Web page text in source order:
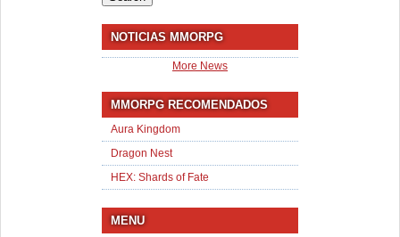
NOTICIAS MMORPG
More News
MMORPG RECOMENDADOS
Aura Kingdom
Dragon Nest
HEX: Shards of Fate
MENU